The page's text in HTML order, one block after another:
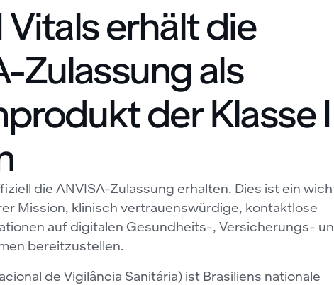
Vitals erhält die
Zulassung als
der Klasse
die ANVISA-Zulassung erhalten. Dies ist ein
Mission, klinisch vertrauenswürdige, kontaktlose
auf digitalen Gesundheits-, Versicherungs-
bereitzustellen.
de Vigilância Sanitária) ist Brasiliens nationale